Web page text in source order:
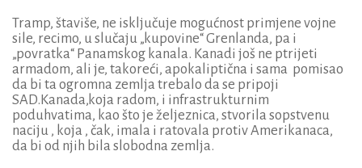
Tramp, štaviše, ne isključuje mogućnost primjene vojne
sile, recimo, u slučaju „kupovine“ Grenlanda, pa i
„povratka“ Panamskog kanala. Kanadi još ne ptrijeti
armadom, ali je, takoreći, apokaliptična i sama pomisao
da bi ta ogromna zemlja trebalo da se pripoji
SAD.Kanada,koja radom, i infrastrukturnim
poduhvatima, kao što je željeznica, stvorila sopstvenu
naciju , koja , čak, imala i ratovala protiv Amerikanaca,
da bi od njih bila slobodna zemlja.